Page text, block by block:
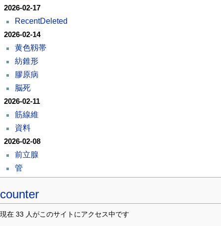
2026-02-17
RecentDeleted
2026-02-14
黄色靱帯
紡錐形
膠原病
脳死
2026-02-11
筋線維
資料
2026-02-08
前立腺
管
counter
現在 33 人がこのサイトにアクセス中です